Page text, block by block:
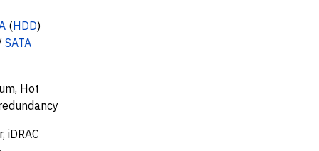
(HDD)
SATA
Hot
iDRAC